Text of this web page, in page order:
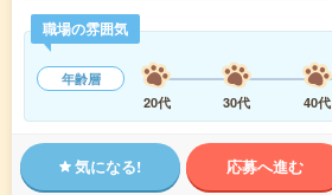
職場の雰囲気
年齢層
20代
30代 40代
気になる! 応募へ進む